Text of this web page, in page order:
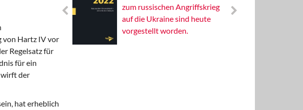
von Hartz IV vor
Regelsatz für
für ein
wirft der
hat erheblich
zum russischen Angriffskrieg
auf die Ukraine sind heute
vorgestellt worden.